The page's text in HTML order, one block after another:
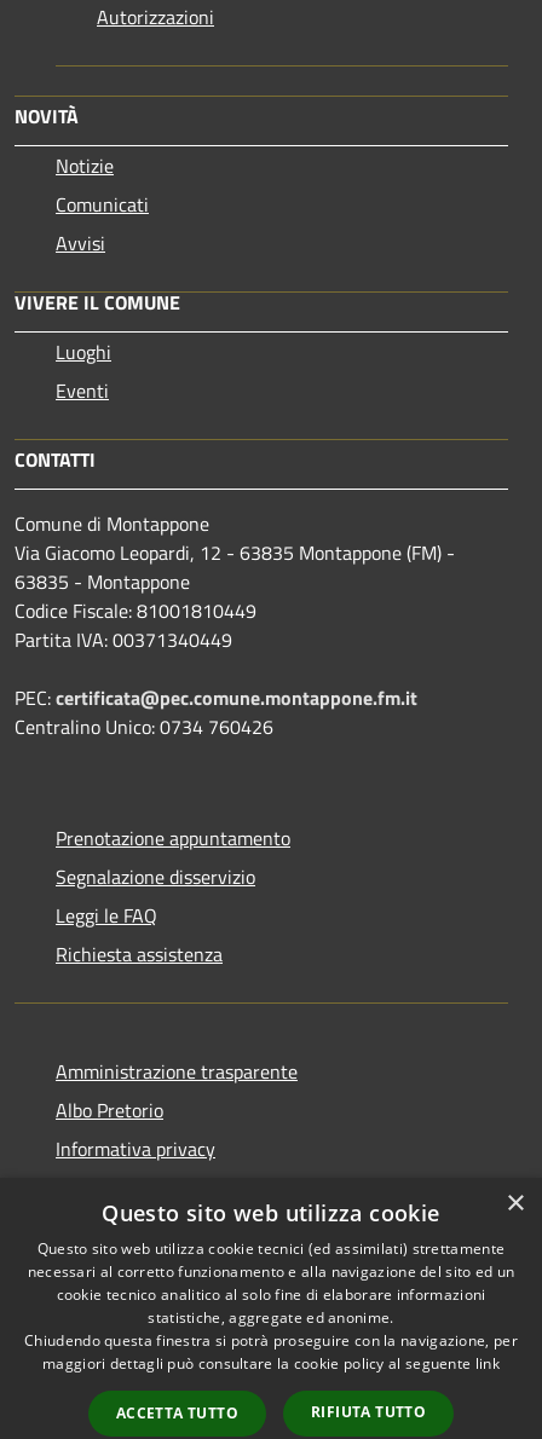
Autorizzazioni
NOVITÀ
Notizie
Comunicati
Avvisi
VIVERE IL COMUNE
Luoghi
Eventi
CONTATTI
Comune di Montappone
Via Giacomo Leopardi, 12 - 63835 Montappone (FM) -
63835 - Montappone
Codice Fiscale: 81001810449
Partita IVA: 00371340449
PEC:certificata@pec.comune.montappone.fm.it
Centralino Unico: 0734 760426
Prenotazione appuntamento
Segnalazione disservizio
Leggi le FAQ
Richiesta assistenza
Amministrazione trasparente
Albo Pretorio
Informativa privacy
Dichiarazione di accessibilità
RSS
Accessibilità
Copyright © 2026 • Comune di
Montappone • Powered by
Municipium•
Accesso
×
Questo sito web utilizza cookie
Questo sito web utilizza cookie tecnici (ed assimilati) strettamente
necessari al corretto funzionamento e alla navigazione del sito ed un
cookie tecnico analitico al solo fine di elaborare informazioni
statistiche, aggregate ed anonime.
Chiudendo questa finestra si potrà proseguire con la navigazione, per
maggiori dettagli può consultare la cookie policy al seguente link
ACCETTA TUTTO RIFIUTA TUTTO